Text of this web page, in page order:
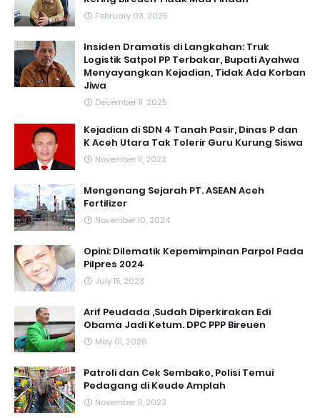
February 03, 2025
Insiden Dramatis di Langkahan: Truk
Logistik Satpol PP Terbakar, Bupati Ayahwa
Menyayangkan Kejadian, Tidak Ada Korban
Jiwa
December 11, 2025
Kejadian di SDN 4 Tanah Pasir, Dinas P dan
K Aceh Utara Tak Tolerir Guru Kurung Siswa
November 11, 2023
Mengenang Sejarah PT. ASEAN Aceh
Fertilizer
November 10, 2024
Opini: Dilematik Kepemimpinan Parpol Pada
Pilpres 2024
July 15, 2023
Arif Peudada ,Sudah Diperkirakan Edi
Obama Jadi Ketum. DPC PPP Bireuen
May 01, 2026
Patroli dan Cek Sembako, Polisi Temui
Pedagang di Keude Amplah
November 11, 2023